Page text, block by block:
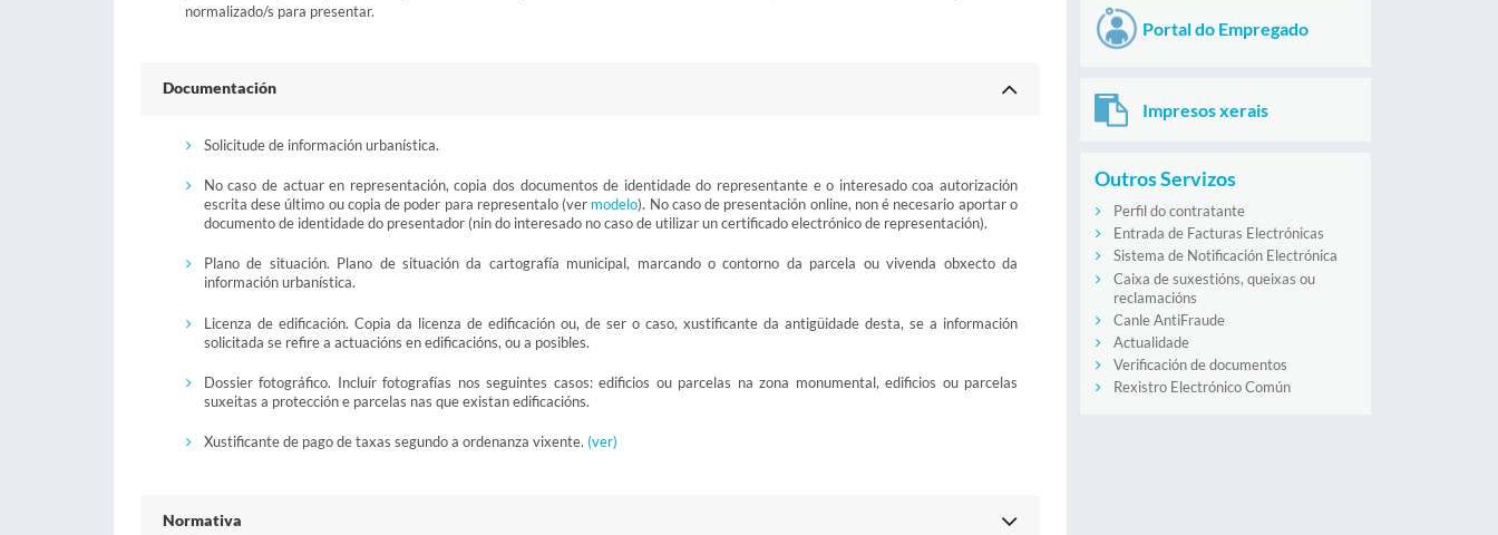
normalizado/s para presentar.
Documentación
Solicitude de información urbanística.
No caso de actuar en representación, copia dos documentos de identidade do representante e o interesado coa autorización
escrita dese último ou copia de poder para representalo (ver modelo). No caso de presentación online, non é necesario aportar o
documento de identidade do presentador (nin do interesado no caso de utilizar un certificado electrónico de representación).
Plano de situación. Plano de situación da cartografía municipal, marcando o contorno da parcela ou vivenda obxecto da
información urbanística.
Licenza de edificación. Copia da licenza de edificación ou, de ser o caso, xustificante da antigüidade desta, se a información
solicitada se refire a actuacións en edificacións, ou a posibles.
Dossier fotográfico. Incluír fotografías nos seguintes casos: edificios ou parcelas na zona monumental, edificios ou parcelas
suxeitas a protección e parcelas nas que existan edificacións.
Xustificante de pago de taxas segundo a ordenanza vixente. (ver)
Normativa
Portal do Empregado
Impresos xerais
Outros Servizos
Perfil do contratante
Entrada de Facturas Electrónicas
Sistema de Notificación Electrónica
Caixa de suxestións, queixas ou
reclamacións
Canle AntiFraude
Actualidade
Verificación de documentos
Rexistro Electrónico Común